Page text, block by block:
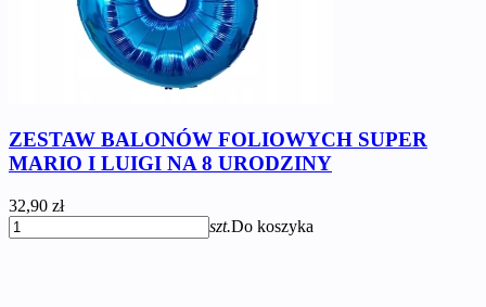
ZESTAW BALONÓW FOLIOWYCH SUPER
MARIO I LUIGI NA 8 URODZINY
32,90 zł
szt.Do koszyka